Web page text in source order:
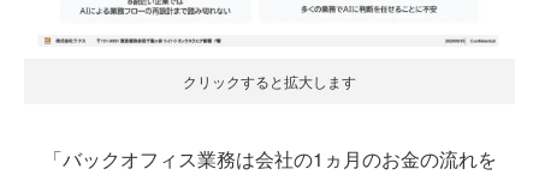
クリックすると拡大します
「バックオフィス業務は会社の1ヵ月のお金の流れを